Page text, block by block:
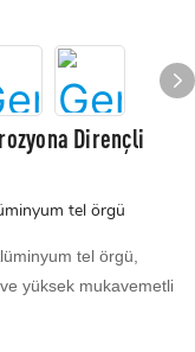
Dirençli
tel örgü
tel örgü,
yüksek mukavemetli